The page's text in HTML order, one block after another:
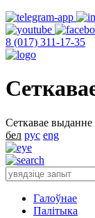
8 (017) 311-17-35
Сеткавае выданне
бел рус eng
Галоўнае
Палітыка